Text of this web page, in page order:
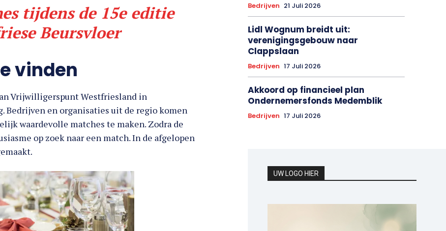
tijdens de 15e editie
Beursvloer
vinden
Vrijwilligerspunt Westfriesland in
Bedrijven en organisaties uit de regio komen
waardevolle matches te maken. Zodra de
op zoek naar een match. In de afgelopen
Bedrijven 21 Juli 2026
Lidl Wognum breidt uit:
verenigingsgebouw naar
Clappslaan
Bedrijven 17 Juli 2026
Akkoord op financieel plan
Ondernemersfonds Medemblik
Bedrijven 17 Juli 2026
UW LOGO HIER